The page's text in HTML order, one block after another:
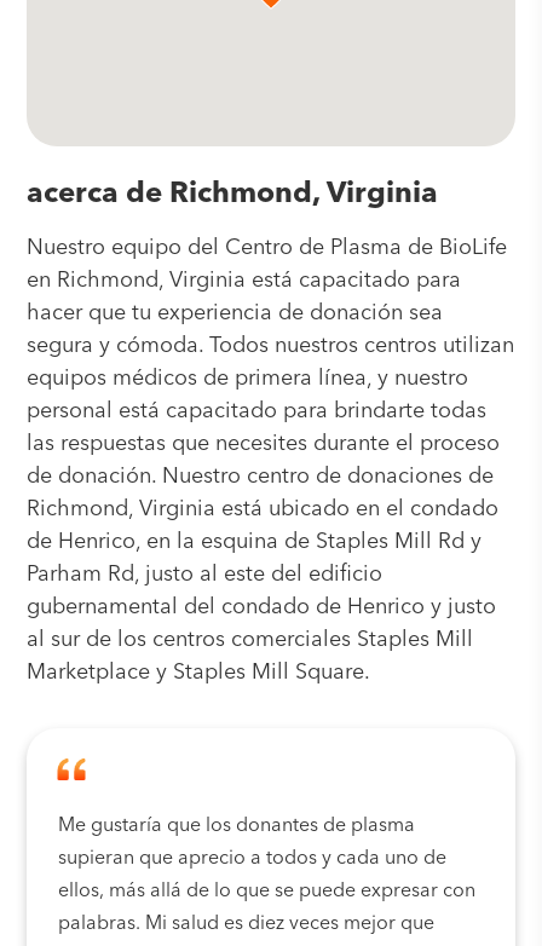
acerca de Richmond, Virginia
Nuestro equipo del Centro de Plasma de BioLife
en Richmond, Virginia está capacitado para
hacer que tu experiencia de donación sea
segura y cómoda. Todos nuestros centros utilizan
equipos médicos de primera línea, y nuestro
personal está capacitado para brindarte todas
las respuestas que necesites durante el proceso
de donación. Nuestro centro de donaciones de
Richmond, Virginia está ubicado en el condado
de Henrico, en la esquina de Staples Mill Rd y
Parham Rd, justo al este del edificio
gubernamental del condado de Henrico y justo
al sur de los centros comerciales Staples Mill
Marketplace y Staples Mill Square.
Me gustaría que los donantes de plasma
supieran que aprecio a todos y cada uno de
ellos, más allá de lo que se puede expresar con
palabras. Mi salud es diez veces mejor que